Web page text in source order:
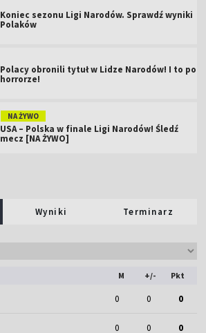
Koniec sezonu Ligi Narodów. Sprawdź wyniki
Polaków
Polacy obronili tytuł w Lidze Narodów! I to po
horrorze!
NA ŻYWO
USA – Polska w finale Ligi Narodów! Śledź
mecz [NA ŻYWO]
Wyniki Terminarz
M +/- Pkt
0 0 0
0 0 0